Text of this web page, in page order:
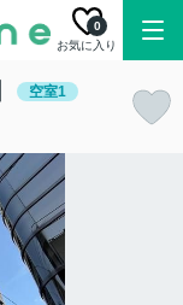
お気に入り
0
空室1